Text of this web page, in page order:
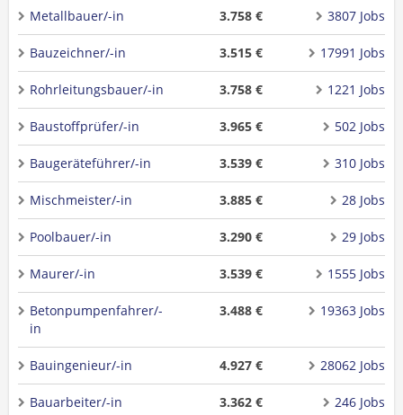
Metallbauer/-in 3.758 € 3807 Jobs
Bauzeichner/-in 3.515 € 17991 Jobs
Rohrleitungsbauer/-in 3.758 € 1221 Jobs
Baustoffprüfer/-in 3.965 € 502 Jobs
Baugeräteführer/-in 3.539 € 310 Jobs
Mischmeister/-in 3.885 € 28 Jobs
Poolbauer/-in 3.290 € 29 Jobs
Maurer/-in 3.539 € 1555 Jobs
Betonpumpenfahrer/-
in
3.488 € 19363 Jobs
Bauingenieur/-in 4.927 € 28062 Jobs
Bauarbeiter/-in 3.362 € 246 Jobs